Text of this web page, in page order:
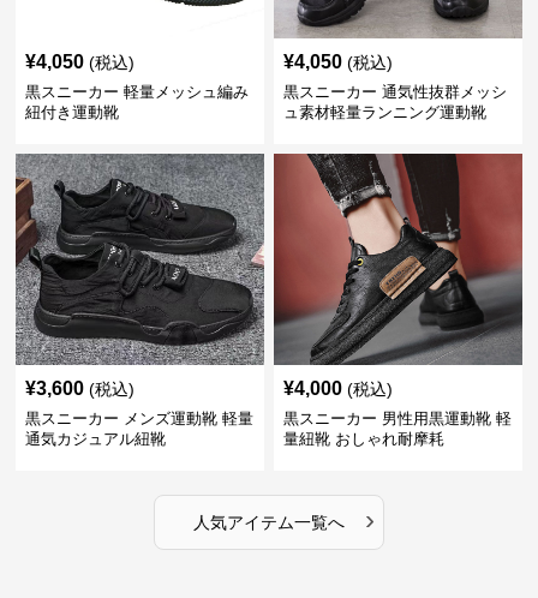
¥4,050 (税込)
黒スニーカー 軽量メッシュ編み
紐付き運動靴
¥4,050 (税込)
黒スニーカー 通気性抜群メッシ
ュ素材軽量ランニング運動靴
¥3,600 (税込)
黒スニーカー メンズ運動靴 軽量
通気カジュアル紐靴
¥4,000 (税込)
黒スニーカー 男性用黒運動靴 軽
量紐靴 おしゃれ耐摩耗
人気アイテム一覧へ ›